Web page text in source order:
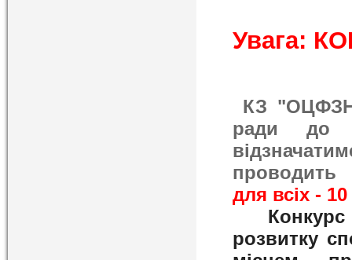
Увага:
КЗ "ОЦФЗН
ради до
проводить
для всіх - 10
розвитку